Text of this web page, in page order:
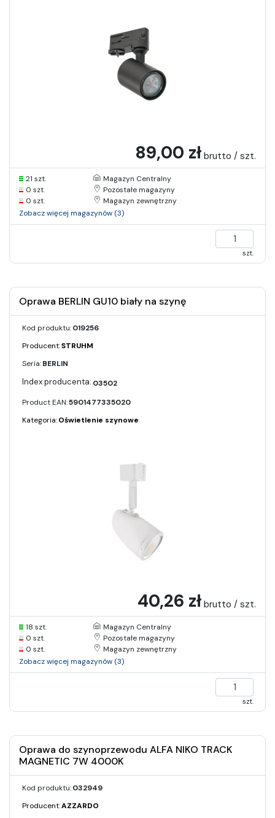
89,00 zł brutto / szt.
21 szt.
Magazyn Centralny
0 szt.
Pozostałe magazyny
0 szt.
Magazyn zewnętrzny
Zobacz więcej magazynów (3)
szt.
Oprawa BERLIN GU10 biały na szynę
Kod produktu:019256
Producent:STRUHM
Seria:BERLIN
03502
Product EAN:5901477335020
Kategoria:Oświetlenie szynowe
40,26 zł brutto / szt.
18 szt.
Magazyn Centralny
0 szt.
Pozostałe magazyny
0 szt.
Magazyn zewnętrzny
Zobacz więcej magazynów (3)
szt.
Oprawa do szynoprzewodu ALFA NIKO TRACK
MAGNETIC 7W 4000K
Kod produktu:032949
Producent:AZZARDO